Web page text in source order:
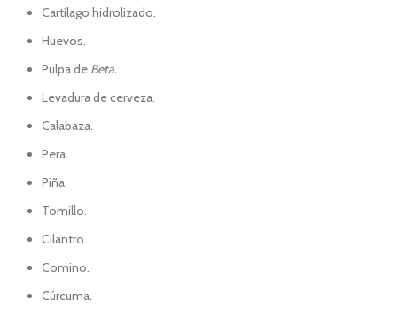
Cartílago hidrolizado.
Huevos.
Pulpa de Beta.
Levadura de cerveza.
Calabaza.
Pera.
Piña.
Tomillo.
Cilantro.
Comino.
Cúrcuma.